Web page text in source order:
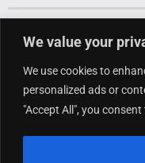
We value your
We use cookies to
personalized ads or
"Accept All", you
Copyright @ 2023